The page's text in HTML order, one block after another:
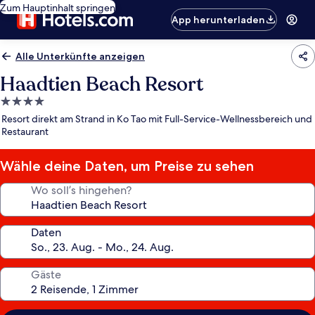
Zum Hauptinhalt springen
App herunterladen
Alle Unterkünfte anzeigen
Haadtien Beach Resort
4.0-
Sterne-
Unterkunft
Resort direkt am Strand in Ko Tao mit Full-Service-Wellnessbereich und
Restaurant
Wähle deine Daten, um Preise zu sehen
Wo soll’s hingehen?
Daten
Gäste